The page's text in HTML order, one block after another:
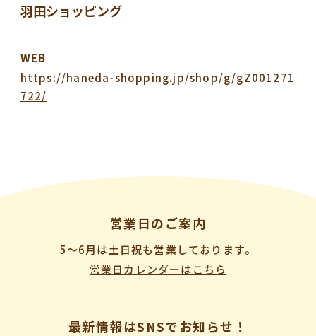
羽田ショッピング
WEB
https://haneda-shopping.jp/shop/g/gZ001271
722/
営業日のご案内
5〜6月は土日祝も営業しております。
営業日カレンダーはこちら
最新情報はSNSでお知らせ！